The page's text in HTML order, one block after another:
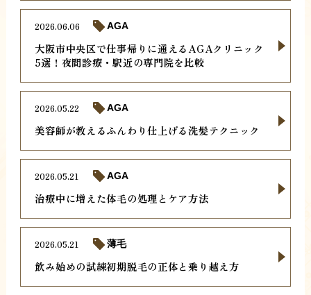
大阪市中央区で仕事帰りに通えるAGAクリニック
5選！夜間診療・駅近の専門院を比較
2026.06.06 AGA
美容師が教えるふんわり仕上げる洗髪テクニック
2026.05.22 AGA
治療中に増えた体毛の処理とケア方法
2026.05.21 AGA
飲み始めの試練初期脱毛の正体と乗り越え方
2026.05.21 薄毛